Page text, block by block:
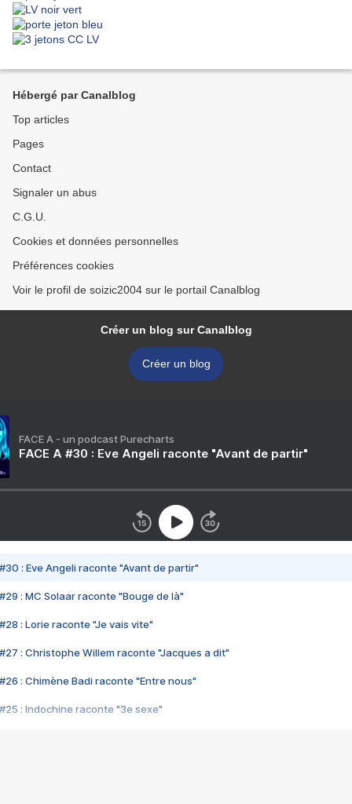
Hébergé par Canalblog
Top articles
Pages
Contact
Signaler un abus
C.G.U.
Cookies et données personnelles
Préférences cookies
Voir le profil de soizic2004 sur le portail Canalblog
Créer un blog sur Canalblog
Créer un blog
FACE A - un podcast Purecharts
FACE A #30 : Eve Angeli raconte "Avant de partir"
#30 : Eve Angeli raconte "Avant de partir"
#29 : MC Solaar raconte "Bouge de là"
#28 : Lorie raconte "Je vais vite"
#27 : Christophe Willem raconte "Jacques a dit"
#26 : Chimène Badi raconte "Entre nous"
#25 : Indochine raconte "3e sexe"